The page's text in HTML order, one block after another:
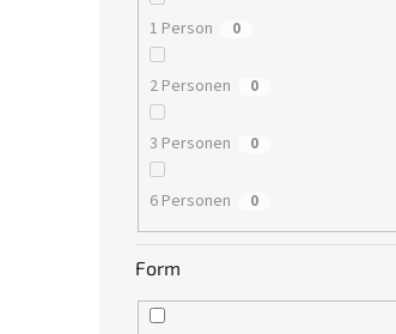
1 Person 0
2 Personen 0
3 Personen 0
6 Personen 0
Form